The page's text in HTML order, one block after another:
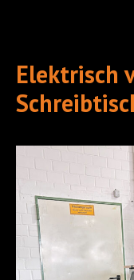
Elektrisch